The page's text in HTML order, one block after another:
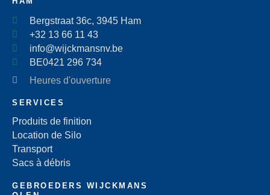
Bergstraat 36c, 3945 Ham
+32 13 66 11 43
info@wijckmansnv.be
BE0421 296 734
Heures d'ouverture
SERVICES
Produits de finition
Location de Silo
Transport
Sacs à débris
GEBROEDERS WIJCKMANS